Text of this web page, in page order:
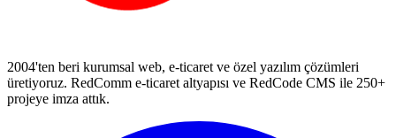
2004'ten beri kurumsal web, e-ticaret ve özel yazılım çözümleri
üretiyoruz. RedComm e-ticaret altyapısı ve RedCode CMS ile 250+
projeye imza attık.